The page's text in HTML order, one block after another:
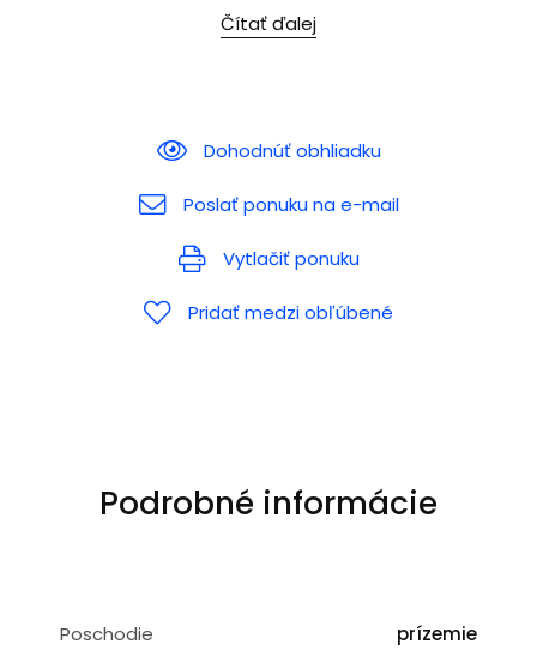
Čítať ďalej
Dohodnúť obhliadku
Poslať ponuku na e-mail
Vytlačiť ponuku
Pridať medzi obľúbené
Podrobné informácie
Poschodie prízemie